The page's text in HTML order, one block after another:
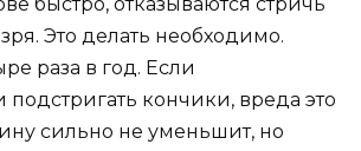
быстро, отказываются стричь
Это делать необходимо.
раза в год. Если
кончики, вреда это
сильно не уменьшит, но